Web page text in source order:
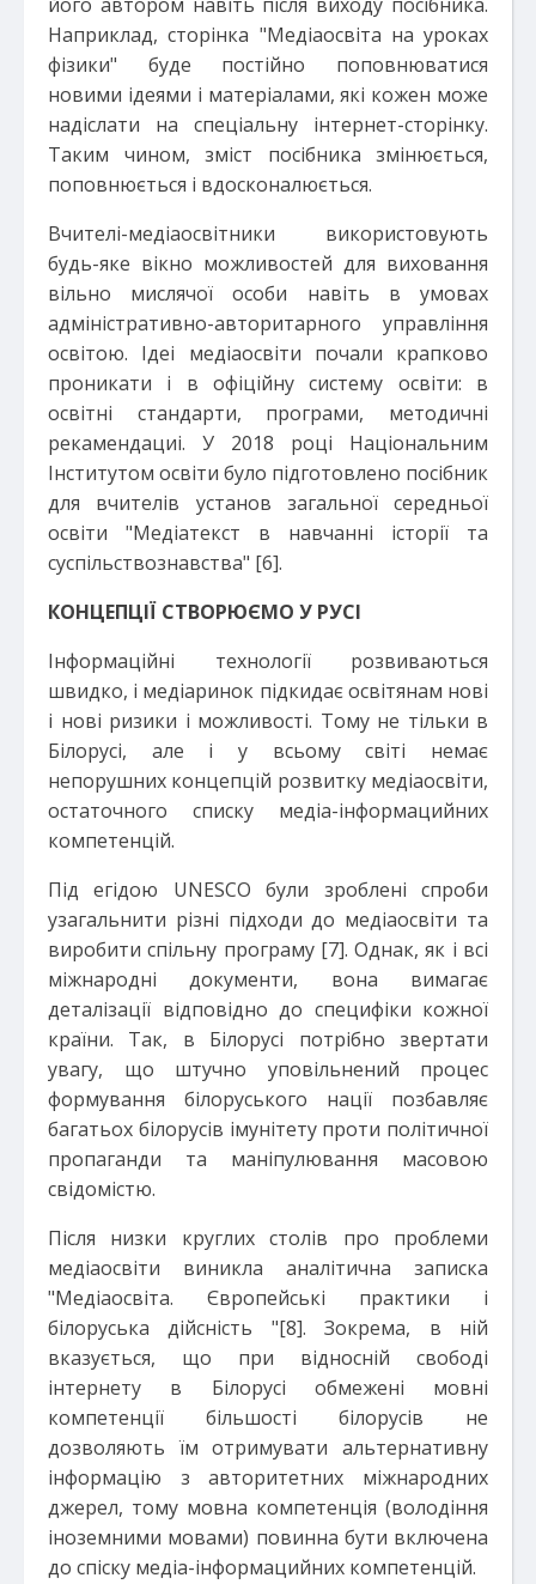
Наприклад, сторінка "Медіаосвіта на уроках
фізики" буде постійно поповнюватися
новими ідеями і матеріалами, які кожен може
надіслати на спеціальну інтернет-сторінку.
Таким чином, зміст посібника змінюється,
поповнюється і вдосконалюється.
Вчителі-медіаосвітники використовують
будь-яке вікно можливостей для виховання
вільно мислячої особи навіть в умовах
адміністративно-авторитарного управління
освітою. Ідеі медіаосвіти почали крапково
проникати і в офіційну систему освіти: в
освітні стандарти, програми, методичні
рекамендациі. У 2018 році Національним
Інститутом освіти було підготовлено посібник
для вчителів установ загальної середньої
освіти "Медіатекст в навчанні історії та
суспільствознавства" [6].
КОНЦЕПЦІЇ СТВОРЮЄМО У РУСІ
Інформаційні технології розвиваються
швидко, і медіаринок підкидає освітянам нові
і нові ризики і можливості. Тому не тільки в
Білорусі, але і у всьому світі немає
непорушних концепцій розвитку медіаосвіти,
остаточного списку медіа-інформацийних
компетенцій.
Під егідою UNESCO були зроблені спроби
узагальнити різні підходи до медіаосвіти та
виробити спільну програму [7]. Однак, як і всі
міжнародні документи, вона вимагає
деталізації відповідно до специфіки кожної
країни. Так, в Білорусі потрібно звертати
увагу, що штучно уповільнений процес
формування білоруського нації позбавляє
багатьох білорусів імунітету проти політичної
пропаганди та маніпулювання масовою
свідомістю.
Після низки круглих столів про проблеми
медіаосвіти виникла аналітична записка
"Медіаосвіта. Європейські практики і
білоруська дійсність "[8]. Зокрема, в ній
вказується, що при відносній свободі
інтернету в Білорусі обмежені мовні
компетенції більшості білорусів не
дозволяють їм отримувати альтернативну
інформацію з авторитетних міжнародних
джерел, тому мовна компетенція (володіння
іноземними мовами) повинна бути включена
до спіску медіа-інформацийних компетенцій.